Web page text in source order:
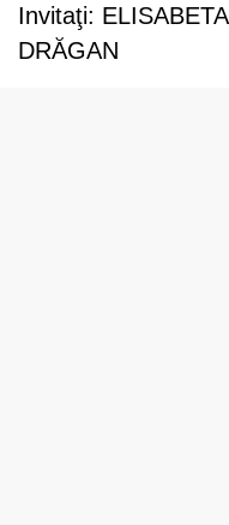
Invitaţi:
DRĂGAN